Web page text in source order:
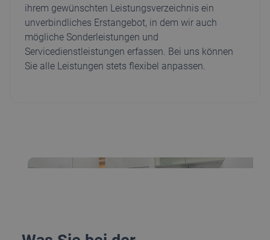
ihrem gewünschten Leistungsverzeichnis ein
unverbindliches Erstangebot, in dem wir auch
mögliche Sonderleistungen und
Servicedienstleistungen erfassen. Bei uns können
Sie alle Leistungen stets flexibel anpassen.